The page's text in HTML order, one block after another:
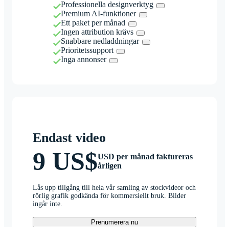
Professionella designverktyg
Premium AI-funktioner
Ett paket per månad
Ingen attribution krävs
Snabbare nedladdningar
Prioritetssupport
Inga annonser
Endast video
9 US$USD per månad faktureras
årligen
Lås upp tillgång till hela vår samling av stockvideor och
rörlig grafik godkända för kommersiellt bruk. Bilder
ingår inte.
Prenumerera nu